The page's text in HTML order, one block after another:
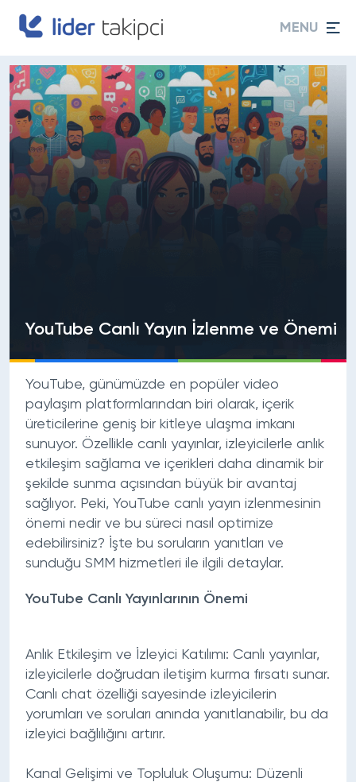
MENU
YouTube Canlı Yayın İzlenme ve Önemi
YouTube, günümüzde en popüler video
paylaşım platformlarından biri olarak, içerik
üreticilerine geniş bir kitleye ulaşma imkanı
sunuyor. Özellikle canlı yayınlar, izleyicilerle anlık
etkileşim sağlama ve içerikleri daha dinamik bir
şekilde sunma açısından büyük bir avantaj
sağlıyor. Peki, YouTube canlı yayın izlenmesinin
önemi nedir ve bu süreci nasıl optimize
edebilirsiniz? İşte bu soruların yanıtları ve
sunduğu SMM hizmetleri ile ilgili detaylar.
YouTube Canlı Yayınlarının Önemi
Anlık Etkileşim ve İzleyici Katılımı: Canlı yayınlar,
izleyicilerle doğrudan iletişim kurma fırsatı sunar.
Canlı chat özelliği sayesinde izleyicilerin
yorumları ve soruları anında yanıtlanabilir, bu da
izleyici bağlılığını artırır.
Kanal Gelişimi ve Topluluk Oluşumu: Düzenli